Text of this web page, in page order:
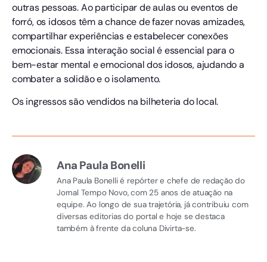
outras pessoas. Ao participar de aulas ou eventos de
forró, os idosos têm a chance de fazer novas amizades,
compartilhar experiências e estabelecer conexões
emocionais. Essa interação social é essencial para o
bem-estar mental e emocional dos idosos, ajudando a
combater a solidão e o isolamento.
Os ingressos são vendidos na bilheteria do local.
Ana Paula Bonelli
Ana Paula Bonelli é repórter e chefe de redação do
Jornal Tempo Novo, com 25 anos de atuação na
equipe. Ao longo de sua trajetória, já contribuiu com
diversas editorias do portal e hoje se destaca
também à frente da coluna Divirta-se.